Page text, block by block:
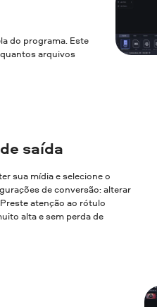
do programa. Este
arquivos
saída
sua mídia e selecione o
de conversão: alterar
atenção ao rótulo
alta e sem perda de